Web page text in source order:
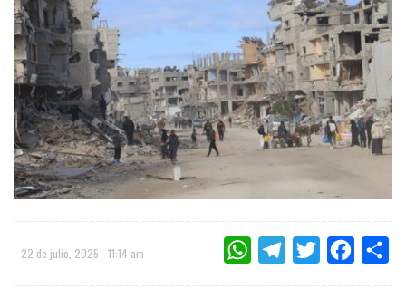
22 de julio, 2025 - 11:14 am WHATSAPPTELEGRAMTWITTER